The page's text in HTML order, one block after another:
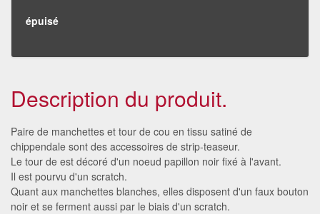
épuisé
Description du produit.
Paire de manchettes et tour de cou en tissu satiné de
chippendale sont des accessoires de strip-teaseur.
Le tour de est décoré d'un noeud papillon noir fixé à l'avant.
Il est pourvu d'un scratch.
Quant aux manchettes blanches, elles disposent d'un faux bouton
noir et se ferment aussi par le biais d'un scratch.